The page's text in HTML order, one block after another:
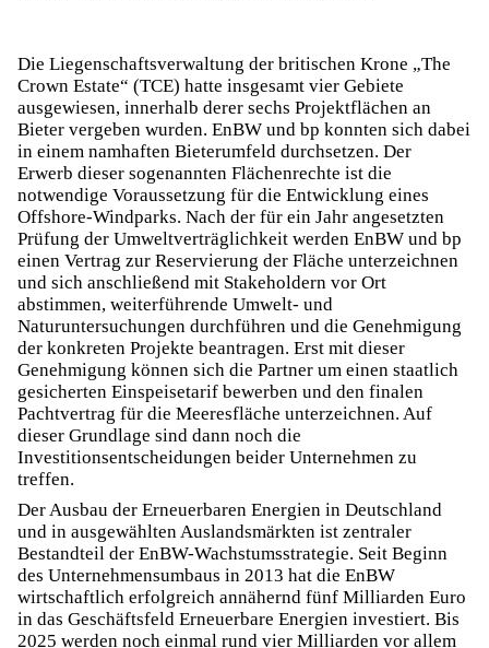
Die Liegenschaftsverwaltung der britischen Krone „The
Crown Estate“ (TCE) hatte insgesamt vier Gebiete
ausgewiesen, innerhalb derer sechs Projektflächen an
Bieter vergeben wurden. EnBW und bp konnten sich dabei
in einem namhaften Bieterumfeld durchsetzen. Der
Erwerb dieser sogenannten Flächenrechte ist die
notwendige Voraussetzung für die Entwicklung eines
Offshore-Windparks. Nach der für ein Jahr angesetzten
Prüfung der Umweltverträglichkeit werden EnBW und bp
einen Vertrag zur Reservierung der Fläche unterzeichnen
und sich anschließend mit Stakeholdern vor Ort
abstimmen, weiterführende Umwelt- und
Naturuntersuchungen durchführen und die Genehmigung
der konkreten Projekte beantragen. Erst mit dieser
Genehmigung können sich die Partner um einen staatlich
gesicherten Einspeisetarif bewerben und den finalen
Pachtvertrag für die Meeresfläche unterzeichnen. Auf
dieser Grundlage sind dann noch die
Investitionsentscheidungen beider Unternehmen zu
treffen.
Der Ausbau der Erneuerbaren Energien in Deutschland
und in ausgewählten Auslandsmärkten ist zentraler
Bestandteil der EnBW-Wachstumsstrategie. Seit Beginn
des Unternehmensumbaus in 2013 hat die EnBW
wirtschaftlich erfolgreich annähernd fünf Milliarden Euro
in das Geschäftsfeld Erneuerbare Energien investiert. Bis
2025 werden noch einmal rund vier Milliarden vor allem